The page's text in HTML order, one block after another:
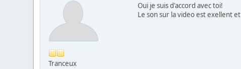
Tranceux
Oui je suis d'accord avec toi!
Le son sur la video est exellent